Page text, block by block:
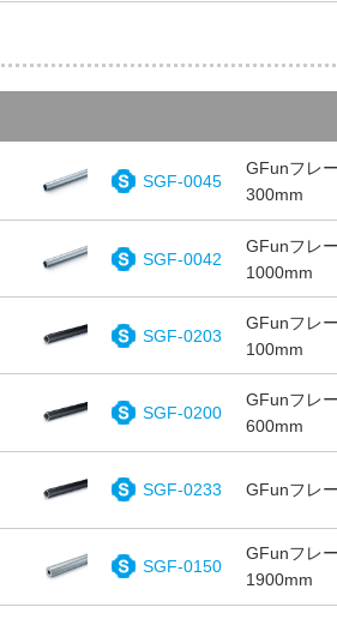
SGF-0045
GFunフレ
300mm
SGF-0042
GFunフレ
1000mm
SGF-0203
GFunフレ
100mm
SGF-0200
GFunフレ
600mm
SGF-0233 GFunフレ
SGF-0150
GFunフレ
1900mm